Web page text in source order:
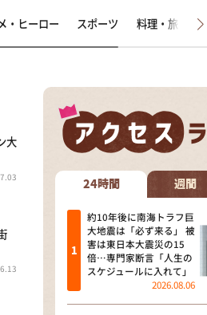
なるみ・岡村の
相席食堂
これ余談なんで
～人生密着トー
～ やすともの
探偵！ナイトス
・ヒーロー スポーツ 料理・旅
大
24時間 週間
約10年後に南海トラフ巨
大地震は「必ず来る」 被
害は東日本大震災の15
倍…専門家断言「人生の
スケジュールに入れて」
2026.08.06